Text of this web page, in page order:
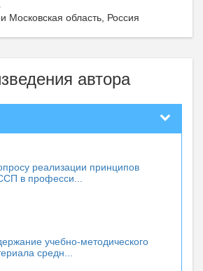
Московская область, Россия
автора
реализации принципов
в професси...
учебно-методического
средн...